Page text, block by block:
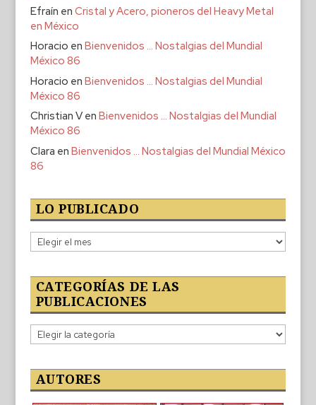
Efraín en Cristal y Acero, pioneros del Heavy Metal
en México
Horacio en Bienvenidos … Nostalgias del Mundial
México 86
Horacio en Bienvenidos … Nostalgias del Mundial
México 86
Christian Ven Bienvenidos … Nostalgias del Mundial
México 86
Clara en Bienvenidos … Nostalgias del Mundial México
86
LO PUBLICADO
Lo
publicado
CATEGORÍAS DE LAS
PUBLICACIONES
Categorías
de
publicaciones
AUTORES